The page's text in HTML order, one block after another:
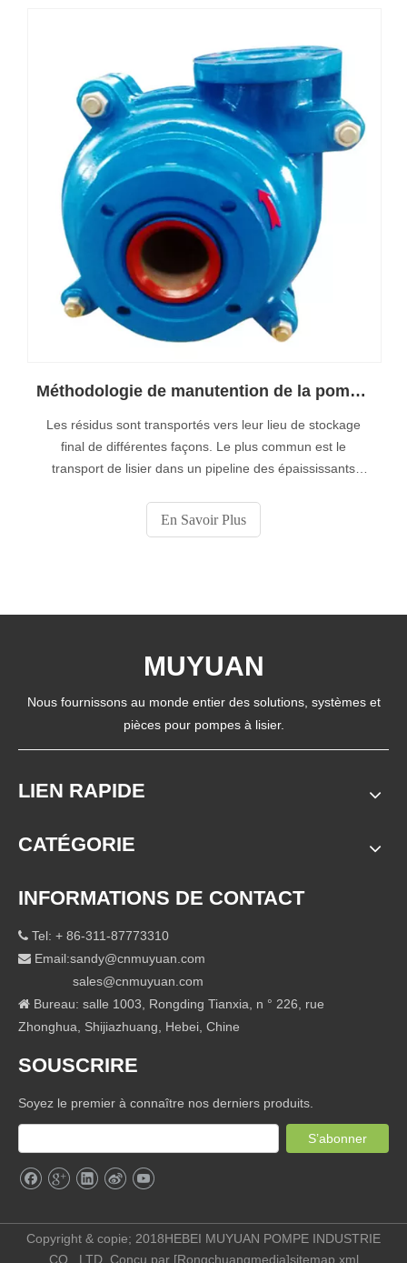
Méthodologie de manutention de la pompe à lisier pour le traitement des résidus
Les résidus sont transportés vers leur lieu de stockage
final de différentes façons. Le plus commun est le
transport de lisier dans un pipeline des épaississants
points de dépôt situés à l’intérieur ou autour d’une
installation de stockage de résidus en surface.
En Savoir Plus
MUYUAN
Nous fournissons au monde entier des solutions, systèmes et
pièces pour pompes à lisier.
LIEN RAPIDE
CATÉGORIE
INFORMATIONS DE CONTACT
 Tel: + 86-311-87773310
 Email:sandy@cnmuyuan.com
sales@cnmuyuan.com
 Bureau: salle 1003, Rongding Tianxia, ​​n ° 226, rue
Zhonghua, Shijiazhuang, Hebei, Chine
SOUSCRIRE
Soyez le premier à connaître nos derniers produits.
S’abonner
Copyright & copie; 2018HEBEI MUYUAN POMPE INDUSTRIE
CO., LTD. Conçu par [Rongchuangmedia]sitemap.xml